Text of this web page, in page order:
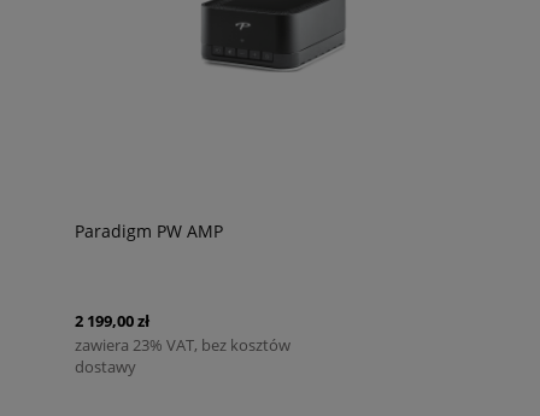
Paradigm PW AMP
2 199,00 zł
zawiera 23% VAT, bez kosztów
dostawy